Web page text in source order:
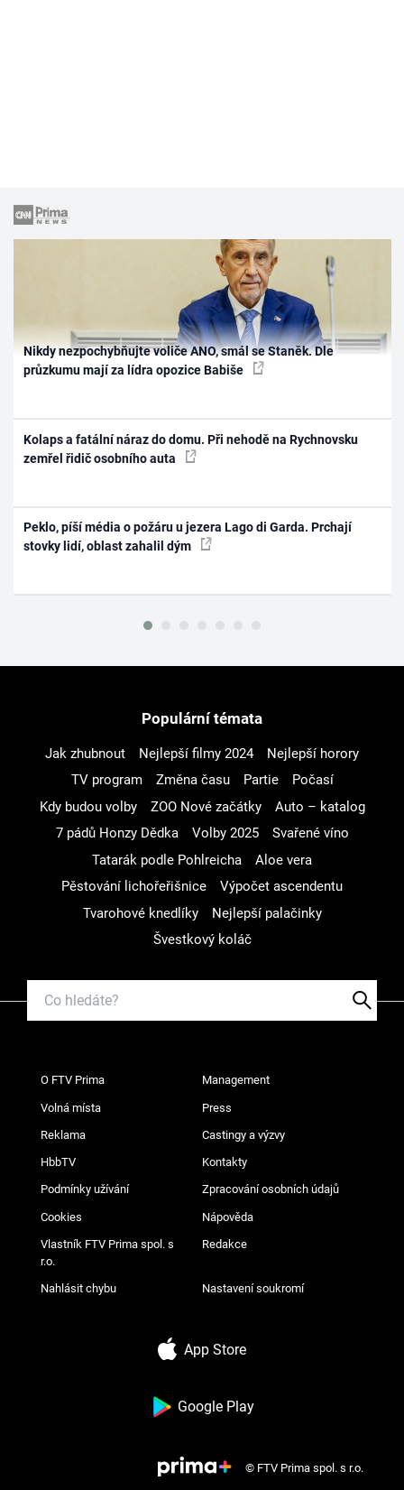
Nikdy nezpochybňujte voliče ANO, smál se Staněk. Dle
průzkumu mají za lídra opozice Babiše
Kolaps a fatální náraz do domu. Při nehodě na Rychnovsku
zemřel řidič osobního auta
Peklo, píší média o požáru u jezera Lago di Garda. Prchají
stovky lidí, oblast zahalil dým
Populární témata
Jak zhubnout Nejlepší filmy 2024
Nejlepší horory
TV program
Změna času Partie
Počasí
Kdy budou volby
ZOO Nové začátky
Auto – katalog
7 pádů Honzy Dědka
Volby 2025
Svařené víno
Tatarák podle Pohlreicha
Aloe vera
Pěstování lichořeřišnice
Výpočet ascendentu
Tvarohové knedlíky
Nejlepší palačinky
Švestkový koláč
O FTV Prima Management
Volná místa Press
Reklama Castingy a výzvy
HbbTV Kontakty
Podmínky užívání Zpracování osobních údajů
Cookies Nápověda
Vlastník FTV Prima spol. s
r.o.
Redakce
Nahlásit chybu Nastavení soukromí
App Store
Google Play
© FTV Prima spol. s r.o.